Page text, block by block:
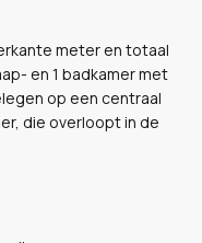
meter en totaal
en 1 badkamer met
op een centraal
die overloopt in de